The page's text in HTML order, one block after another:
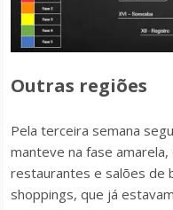
Outras regiões
Pela terceira semana
manteve na fase
restaurantes e salões de
shoppings, que já